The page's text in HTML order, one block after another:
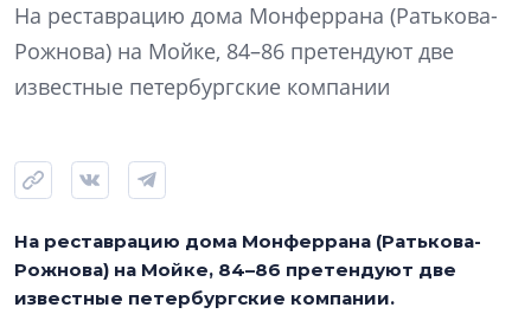
На реставрацию дома Монферрана (Ратькова-
Рожнова) на Мойке, 84–86 претендуют две
известные петербургские компании
На реставрацию дома Монферрана (Ратькова-
Рожнова) на Мойке, 84–86 претендуют две
известные петербургские компании.